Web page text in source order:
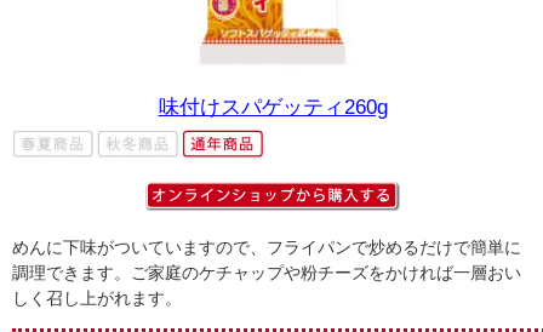
味付けスパゲッティ260g
めんに下味がついていますので、フライパンで炒めるだけで簡単に
調理できます。ご家庭のケチャップや粉チーズをかければ一層おい
しく召し上がれます。